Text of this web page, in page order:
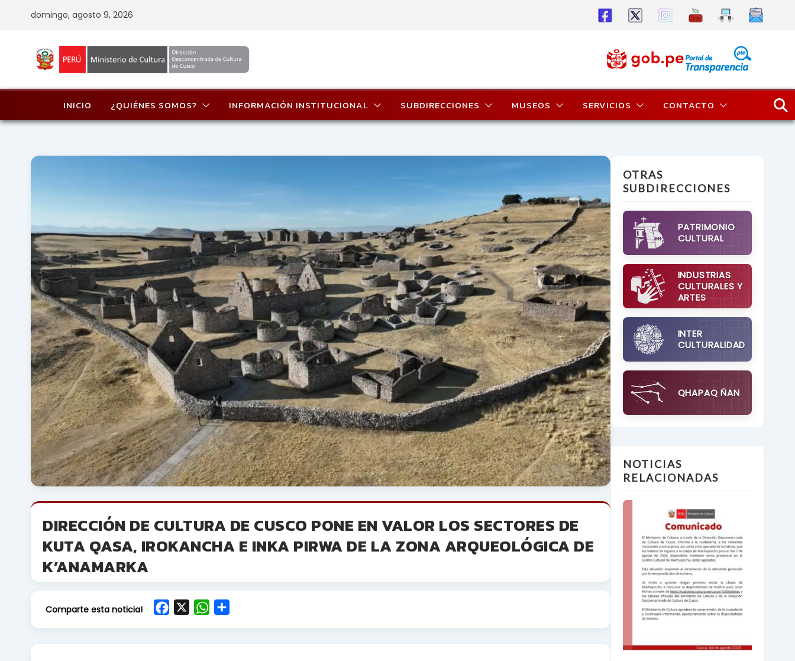
domingo, agosto 9, 2026
INICIO ¿QUIÉNES SOMOS? INFORMACIÓN INSTITUCIONAL SUBDIRECCIONES MUSEOS SERVICIOS CONTACTO
DIRECCIÓN DE CULTURA DE CUSCO PONE EN VALOR LOS SECTORES DE
KUTA QASA, IROKANCHA E INKA PIRWA DE LA ZONA ARQUEOLÓGICA DE
K’ANAMARKA
Comparte esta noticia!
W
OTRAS
SUBDIRECCIONES
PATRIMONIO
CULTURAL
INDUSTRIAS
CULTURALES Y
ARTES
INTER
CULTURALIDAD
QHAPAQ ÑAN
NOTICIAS
RELACIONADAS